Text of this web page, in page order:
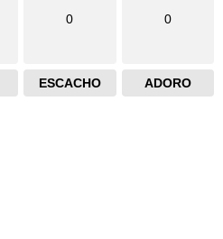
0
ESCACHO
0
ADORO